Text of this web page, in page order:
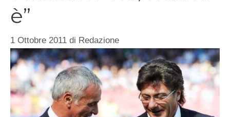
è”
1 Ottobre 2011 di Redazione